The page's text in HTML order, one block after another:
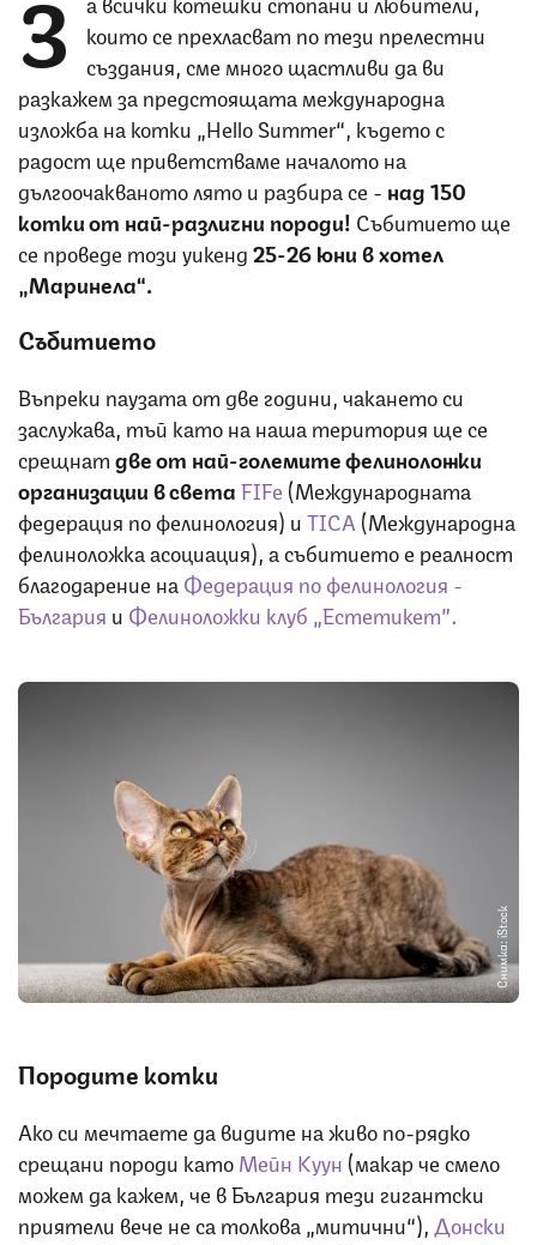
З
които се прехласват по тези прелестни
създания, сме много щастливи да ви
разкажем за предстоящата международна
изложба на котки „Hello Summer“, където с
радост ще приветстваме началото на
дългоочакваното лято и разбира се - над 150
котки от най-различни породи! Събитието ще
се проведе този уикенд25-26 юни в хотел
„Маринела“.
Събитието
Въпреки паузата от две години, чакането си
заслужава, тъй като на наша територия ще се
срещнатдве от най-големите фелиноложки
организации в светаFIFe (Международната
федерация по фелинология) иTICA (Международна
фелиноложка асоциация), а събитието е реалност
благодарение на Федерация по фелинология -
България и Фелиноложки клуб „Естетикет”.
Снимка: iStock
Породите котки
Ако си мечтаете да видите на живо по-рядко
срещани породи катоМейн Куун (макар че смело
можем да кажем, че в България тези гигантски
приятели вече не са толкова „митични“), Донски